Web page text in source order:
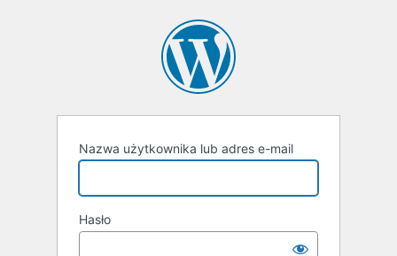
Nazwa użytkownika lub adres e-mail
Hasło